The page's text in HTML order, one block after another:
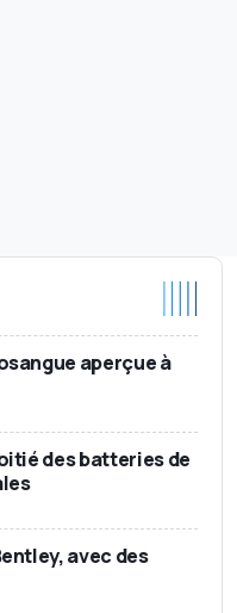
aperçue à
des batteries de
avec des